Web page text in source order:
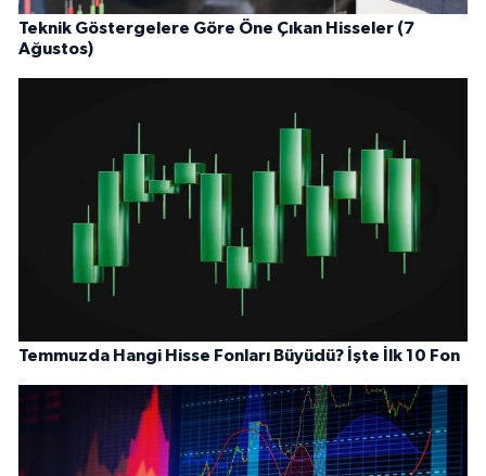
Teknik Göstergelere Göre Öne Çıkan Hisseler (7
Ağustos)
Temmuzda Hangi Hisse Fonları Büyüdü? İşte İlk 10 Fon